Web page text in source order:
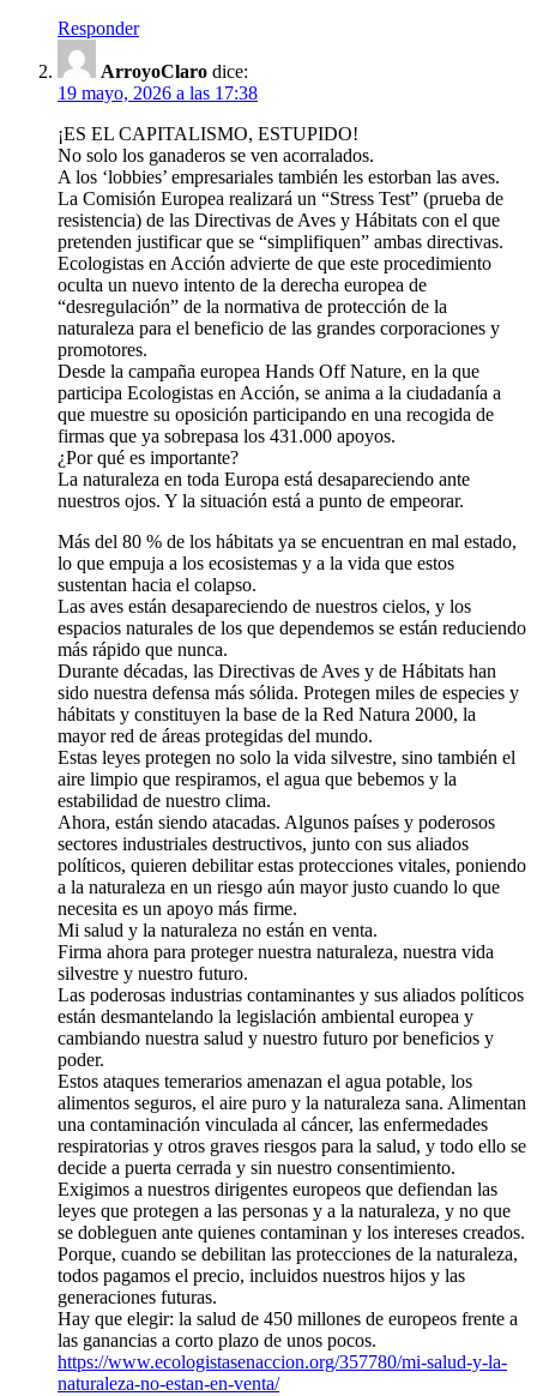
Responder
ArroyoClaro dice:
19 mayo, 2026 a las 17:38
¡ES EL CAPITALISMO, ESTUPIDO!
No solo los ganaderos se ven acorralados.
A los ‘lobbies’ empresariales también les estorban las aves.
La Comisión Europea realizará un “Stress Test” (prueba de
resistencia) de las Directivas de Aves y Hábitats con el que
pretenden justificar que se “simplifiquen” ambas directivas.
Ecologistas en Acción advierte de que este procedimiento
oculta un nuevo intento de la derecha europea de
“desregulación” de la normativa de protección de la
naturaleza para el beneficio de las grandes corporaciones y
promotores.
Desde la campaña europea Hands Off Nature, en la que
participa Ecologistas en Acción, se anima a la ciudadanía a
que muestre su oposición participando en una recogida de
firmas que ya sobrepasa los 431.000 apoyos.
¿Por qué es importante?
La naturaleza en toda Europa está desapareciendo ante
nuestros ojos. Y la situación está a punto de empeorar.
Más del 80 % de los hábitats ya se encuentran en mal estado,
lo que empuja a los ecosistemas y a la vida que estos
sustentan hacia el colapso.
Las aves están desapareciendo de nuestros cielos, y los
espacios naturales de los que dependemos se están reduciendo
más rápido que nunca.
Durante décadas, las Directivas de Aves y de Hábitats han
sido nuestra defensa más sólida. Protegen miles de especies y
hábitats y constituyen la base de la Red Natura 2000, la
mayor red de áreas protegidas del mundo.
Estas leyes protegen no solo la vida silvestre, sino también el
aire limpio que respiramos, el agua que bebemos y la
estabilidad de nuestro clima.
Ahora, están siendo atacadas. Algunos países y poderosos
sectores industriales destructivos, junto con sus aliados
políticos, quieren debilitar estas protecciones vitales, poniendo
a la naturaleza en un riesgo aún mayor justo cuando lo que
necesita es un apoyo más firme.
Mi salud y la naturaleza no están en venta.
Firma ahora para proteger nuestra naturaleza, nuestra vida
silvestre y nuestro futuro.
Las poderosas industrias contaminantes y sus aliados políticos
están desmantelando la legislación ambiental europea y
cambiando nuestra salud y nuestro futuro por beneficios y
poder.
Estos ataques temerarios amenazan el agua potable, los
alimentos seguros, el aire puro y la naturaleza sana. Alimentan
una contaminación vinculada al cáncer, las enfermedades
respiratorias y otros graves riesgos para la salud, y todo ello se
decide a puerta cerrada y sin nuestro consentimiento.
Exigimos a nuestros dirigentes europeos que defiendan las
leyes que protegen a las personas y a la naturaleza, y no que
se dobleguen ante quienes contaminan y los intereses creados.
Porque, cuando se debilitan las protecciones de la naturaleza,
todos pagamos el precio, incluidos nuestros hijos y las
generaciones futuras.
Hay que elegir: la salud de 450 millones de europeos frente a
las ganancias a corto plazo de unos pocos.
https://www.ecologistasenaccion.org/357780/mi-salud-y-la-
naturaleza-no-estan-en-venta/